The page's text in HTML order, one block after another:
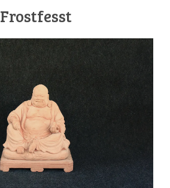
Frostfesst